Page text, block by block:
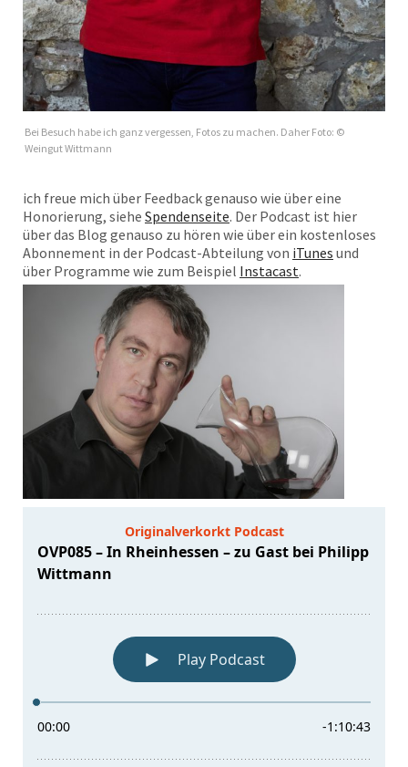
Bei Besuch habe ich ganz vergessen, Fotos zu machen. Daher Foto: ©
Weingut Wittmann
ich freue mich über Feedback genauso wie über eine
Honorierung, siehe Spendenseite. Der Podcast ist hier
über das Blog genauso zu hören wie über ein kostenloses
Abonnement in der Podcast-Abteilung von iTunes und
über Programme wie zum Beispiel Instacast.